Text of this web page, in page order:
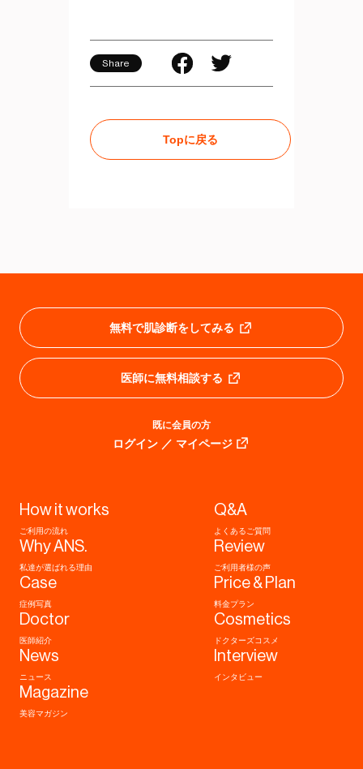
Share
Topに戻る
無料で肌診断をしてみる
医師に無料相談する
既に会員の方
ログイン ／ マイページ
How it works
ご利用の流れ
Q&A
よくあるご質問
Why ANS.
私達が選ばれる理由
Review
ご利用者様の声
Case
症例写真
Price & Plan
料金プラン
Doctor
医師紹介
Cosmetics
ドクターズコスメ
News
ニュース
Interview
インタビュー
Magazine
美容マガジン